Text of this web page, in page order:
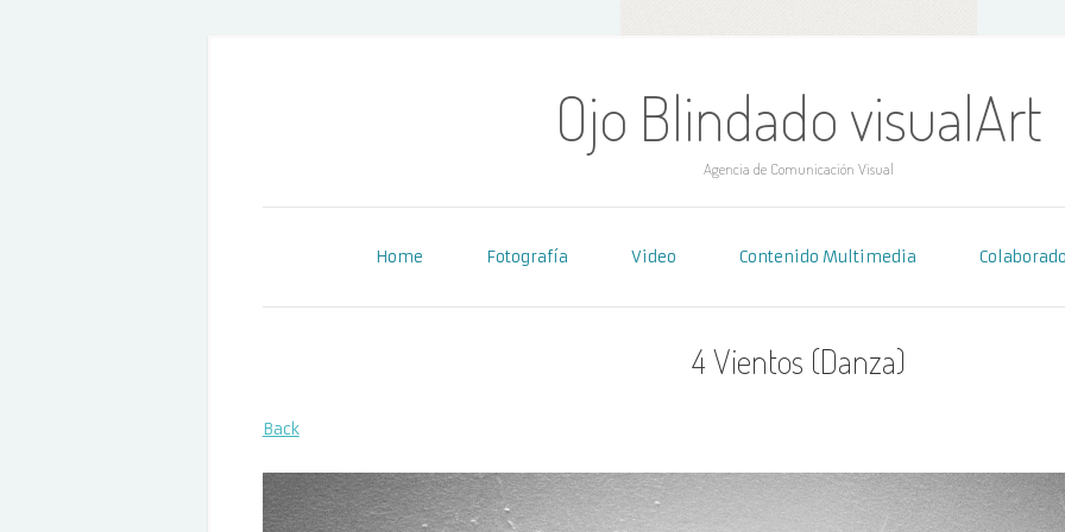
Ojo Blindado visualArt
Agencia de Comunicación Visual
Home Fotografía Video Contenido Multimedia
4 Vientos (Danza)
Back